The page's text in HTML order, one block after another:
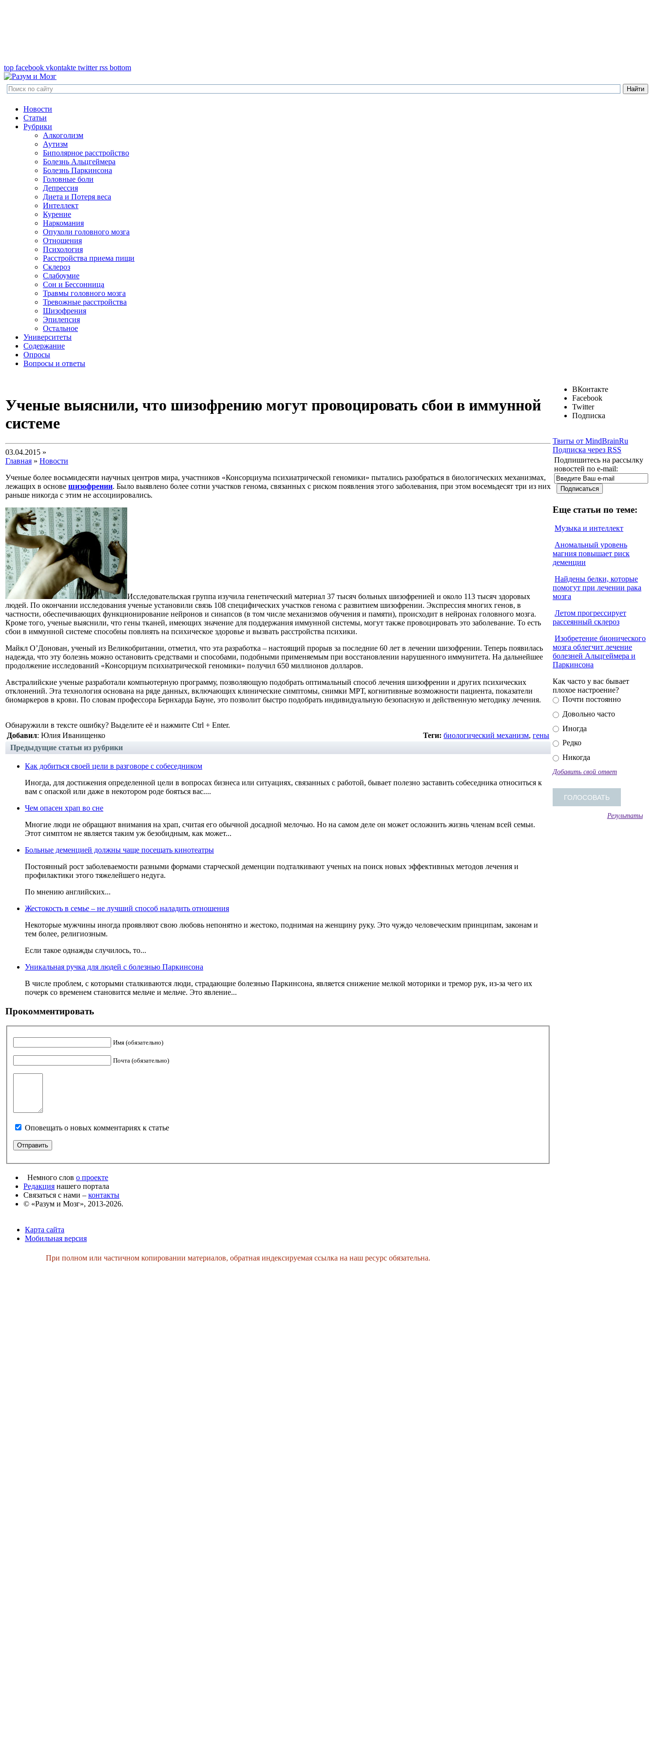
top facebook vkontakte twitter rss bottom
Новости
Статьи
Рубрики
Алкоголизм
Аутизм
Биполярное расстройство
Болезнь Альцгеймера
Болезнь Паркинсона
Головные боли
Депрессия
Диета и Потеря веса
Интеллект
Курение
Наркомания
Опухоли головного мозга
Отношения
Психология
Расстройства приема пищи
Склероз
Слабоумие
Сон и Бессонница
Травмы головного мозга
Тревожные расстройства
Шизофрения
Эпилепсия
Остальное
Университеты
Содержание
Опросы
Вопросы и ответы
Ученые выяснили, что шизофрению могут провоцировать сбои в иммунной
системе
03.04.2015 »
Главная » Новости
Ученые более восьмидесяти научных центров мира, участников «Консорциума психиатрической геномики» пытались разобраться в биологических механизмах,
лежащих в основе шизофрении. Было выявлено более сотни участков генома, связанных с риском появления этого заболевания, при этом восемьдесят три из них
раньше никогда с этим не ассоциировались.
Исследовательская группа изучила генетический материал 37 тысяч больных шизофренией и около 113 тысяч здоровых
людей. По окончании исследования ученые установили связь 108 специфических участков генома с развитием шизофрении. Экспрессия многих генов, в
частности, обеспечивающих функционирование нейронов и синапсов (в том числе механизмов обучения и памяти), происходит в нейронах головного мозга.
Кроме того, ученые выяснили, что гены тканей, имеющих значение для поддержания иммунной системы, могут также провоцировать это заболевание. То есть
сбои в иммунной системе способны повлиять на психическое здоровье и вызвать расстройства психики.
Майкл О’Донован, ученый из Великобритании, отметил, что эта разработка – настоящий прорыв за последние 60 лет в лечении шизофрении. Теперь появилась
надежда, что эту болезнь можно остановить средствами и способами, подобными применяемым при восстановлении нарушенного иммунитета. На дальнейшее
продолжение исследований «Консорциум психиатрической геномики» получил 650 миллионов долларов.
Австралийские ученые разработали компьютерную программу, позволяющую подобрать оптимальный способ лечения шизофрении и других психических
отклонений. Эта технология основана на ряде данных, включающих клинические симптомы, снимки МРТ, когнитивные возможности пациента, показатели
биомаркеров в крови. По словам профессора Бернхарда Бауне, это позволит быстро подобрать индивидуальную безопасную и действенную методику лечения.
Обнаружили в тексте ошибку? Выделите её и нажмите Ctrl + Enter.
Добавил: Юлия Иванищенко Теги: биологический механизм, гены
Предыдущие статьи из рубрики
Как добиться своей цели в разговоре с собеседником
Иногда, для достижения определенной цели в вопросах бизнеса или ситуациях, связанных с работой, бывает полезно заставить собеседника относиться к
вам с опаской или даже в некотором роде бояться вас....
Чем опасен храп во сне
Многие люди не обращают внимания на храп, считая его обычной досадной мелочью. Но на самом деле он может осложнить жизнь членам всей семьи.
Этот симптом не является таким уж безобидным, как может...
Больные деменцией должны чаще посещать кинотеатры
Постоянный рост заболеваемости разными формами старческой деменции подталкивают ученых на поиск новых эффективных методов лечения и
профилактики этого тяжелейшего недуга.
По мнению английских...
Жестокость в семье – не лучший способ наладить отношения
Некоторые мужчины иногда проявляют свою любовь непонятно и жестоко, поднимая на женщину руку. Это чуждо человеческим принципам, законам и
тем более, религиозным.
Если такое однажды случилось, то...
Уникальная ручка для людей с болезнью Паркинсона
В числе проблем, с которыми сталкиваются люди, страдающие болезнью Паркинсона, является снижение мелкой моторики и тремор рук, из-за чего их
почерк со временем становится мельче и мельче. Это явление...
Прокомментировать
Имя (обязательно)
Почта (обязательно)
Оповещать о новых комментариях к статье
ВКонтакте
Facebook
Twitter
Подписка
Твиты от MindBrainRu
Подписка через RSS
Подпишитесь на рассылку
новостей по e-mail:
Еще статьи по теме:
Музыка и интеллект
Аномальный уровень
магния повышает риск
деменции
Найдены белки, которые
помогут при лечении рака
мозга
Летом прогрессирует
рассеянный склероз
Изобретение бионического
мозга облегчит лечение
болезней Альцгеймера и
Паркинсона
Как часто у вас бывает
плохое настроение?
Почти постоянно
Довольно часто
Иногда
Редко
Никогда
Добавить свой ответ
Результаты
Немного слов о проекте
Редакция нашего портала
Связаться с нами – контакты
© «Разум и Мозг», 2013-2026.
Карта сайта
Мобильная версия
При полном или частичном копировании материалов, обратная индексируемая ссылка на наш ресурс обязательна.